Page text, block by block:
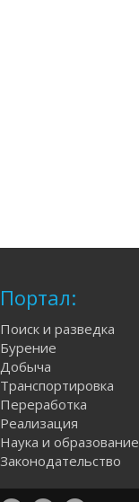
Портал:
Поиск и разведка
Бурение
Добыча
Транспортировка
Переработка
Реализация
Наука и образование
Законодательство